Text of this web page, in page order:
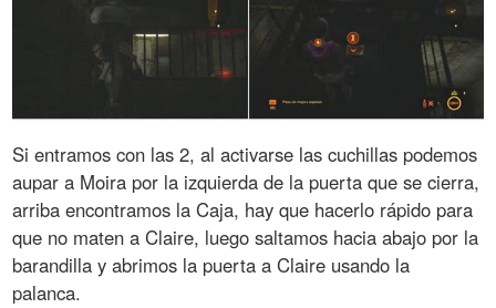
Si entramos con las 2, al activarse las cuchillas podemos
aupar a Moira por la izquierda de la puerta que se cierra,
arriba encontramos la Caja, hay que hacerlo rápido para
que no maten a Claire, luego saltamos hacia abajo por la
barandilla y abrimos la puerta a Claire usando la
palanca.